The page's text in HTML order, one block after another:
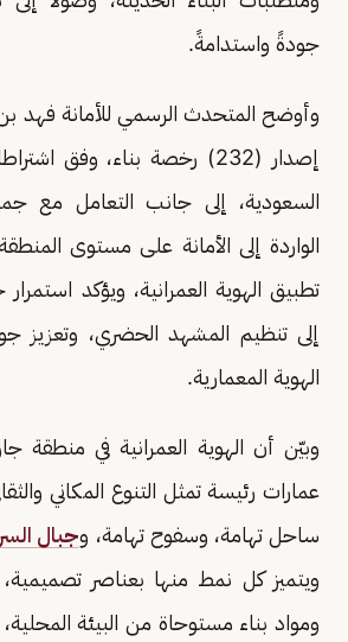
جودةً واستدامةً.
وأوضح المتحدث الرسمي للأمانة فهد
إصدار (232) رخصة بناء، وفق
السعودية، إلى جانب التعامل مع
الواردة إلى الأمانة على مستوى
تطبيق الهوية العمرانية، ويؤكد استمرار
إلى تنظيم المشهد الحضري، وتعزيز
الهوية المعمارية.
وبيّن أن الهوية العمرانية في منطقة
عمارات رئيسة تمثل التنوع المكاني
ساحل تهامة، وسفوح تهامة، وجبال
ويتميز كل نمط منها بعناصر
ومواد بناء مستوحاة من البيئة المحلية،